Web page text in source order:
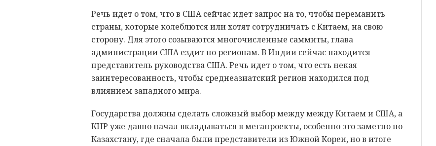
Речь идет о том, что в США сейчас идет запрос на то, чтобы переманить
страны, которые колеблются или хотят сотрудничать с Китаем, на свою
сторону. Для этого созываются многочисленные саммиты, глава
администрации США ездит по регионам. В Индии сейчас находится
представитель руководства США. Речь идет о том, что есть некая
заинтересованность, чтобы среднеазиатский регион находился под
влиянием западного мира.
Государства должны сделать сложный выбор между между Китаем и США, а
КНР уже давно начал вкладываться в мегапроекты, особенно это заметно по
Казахстану, где сначала были представители из Южной Кореи, но в итоге